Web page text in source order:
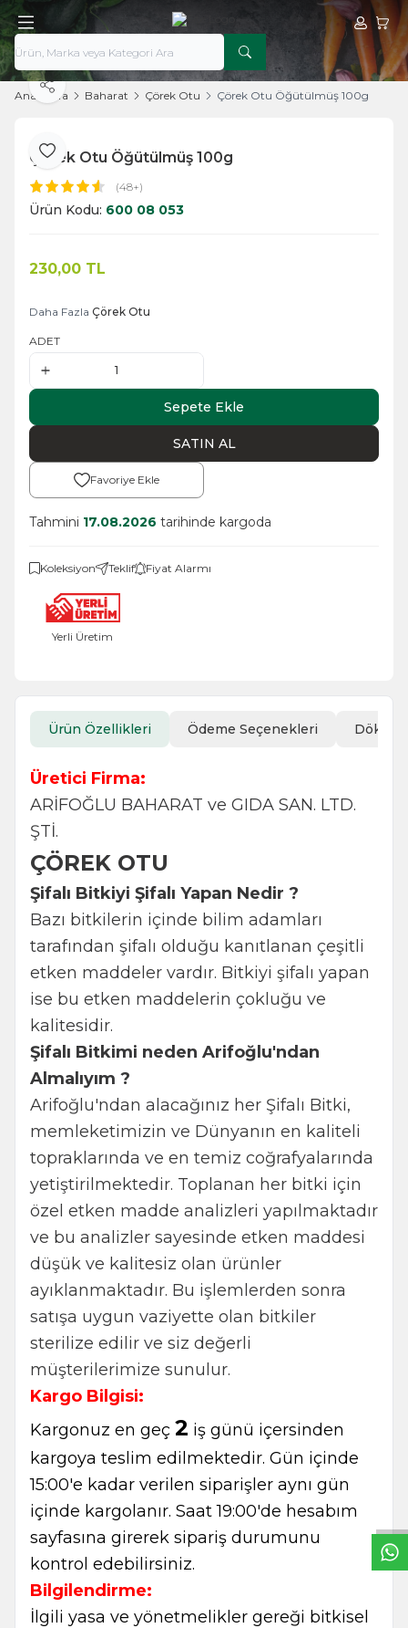
Hesabım
Ana Sayfa Baharat Çörek Otu Çörek Otu Öğütülmüş 100g
Favoriye Ekle
Paylaş
Çörek Otu Öğütülmüş 100g
(48+)
Ürün Kodu: 600 08 053
230,00 TL
Daha Fazla Çörek Otu
ADET
Sepete Ekle
SATIN AL
Favoriye Ekle
Tahmini 17.08.2026 tarihinde kargoda
Koleksiyon Teklif Fiyat Alarmı
Yerli Üretim
Ürün Özellikleri Ödeme Seçenekleri
Üretici Firma:
ARİFOĞLU BAHARAT ve GIDA SAN. LTD.
ŞTİ.
ÇÖREK OTU
Şifalı Bitkiyi Şifalı Yapan Nedir ?
Bazı bitkilerin içinde bilim adamları
tarafından şifalı olduğu kanıtlanan çeşitli
etken maddeler vardır. Bitkiyi şifalı yapan
ise bu etken maddelerin çokluğu ve
kalitesidir.
Şifalı Bitkimi neden Arifoğlu'ndan
Almalıyım ?
Arifoğlu'ndan alacağınız her Şifalı Bitki,
memleketimizin ve Dünyanın en kaliteli
topraklarında ve en temiz coğrafyalarında
yetiştirilmektedir. Toplanan her bitki için
özel etken madde analizleri yapılmaktadır
ve bu analizler sayesinde etken maddesi
düşük ve kalitesiz olan ürünler
ayıklanmaktadır. Bu işlemlerden sonra
satışa uygun vaziyette olan bitkiler
sterilize edilir ve siz değerli
müşterilerimize sunulur.
Kargo Bilgisi:
Kargonuz en geç 2 iş günü içersinden
kargoya teslim edilmektedir. Gün içinde
15:00'e kadar verilen siparişler aynı gün
içinde kargolanır. Saat 19:00'de hesabım
sayfasına girerek sipariş durumunu
kontrol edebilirsiniz.
Bilgilendirme:
İlgili yasa ve yönetmelikler gereği bitkisel